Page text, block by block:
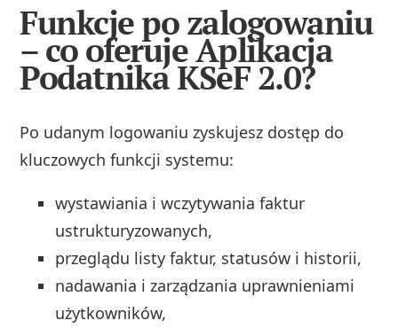
Funkcje po zalogowaniu
– co oferuje Aplikacja
Podatnika KSeF 2.0?
Po udanym logowaniu zyskujesz dostęp do
kluczowych funkcji systemu:
wystawiania i wczytywania faktur
ustrukturyzowanych,
przeglądu listy faktur, statusów i historii,
nadawania i zarządzania uprawnieniami
użytkowników,